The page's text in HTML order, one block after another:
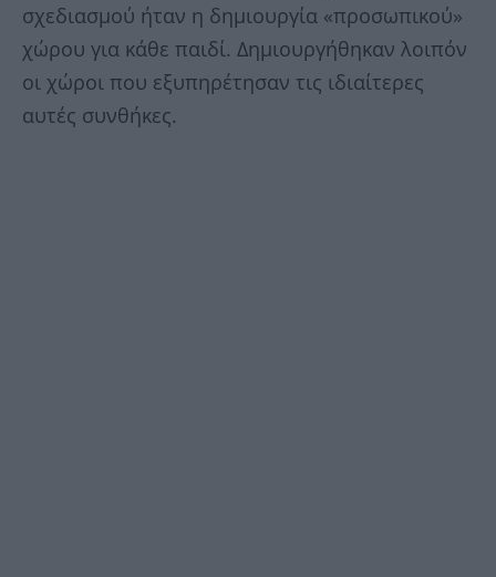
σχεδιασμού ήταν η δημιουργία «προσωπικού»
χώρου για κάθε παιδί. Δημιουργήθηκαν λοιπόν
οι χώροι που εξυπηρέτησαν τις ιδιαίτερες
αυτές συνθήκες.